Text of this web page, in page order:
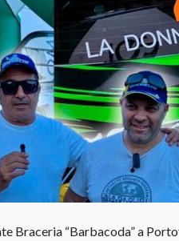
Braceria “Barbacoda” a